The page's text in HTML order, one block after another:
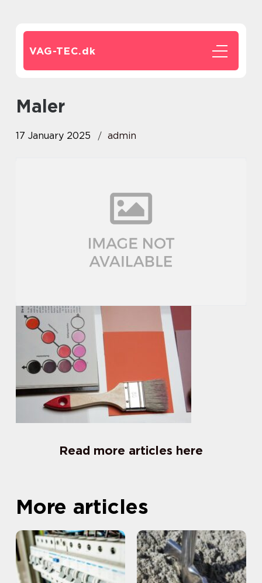
VAG-TEC.dk
maler
17 January 2025 admin
Read more articles here
More articles